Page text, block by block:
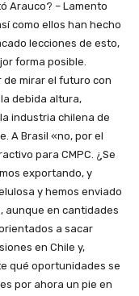
Arauco? – Lamento
como ellos han hecho
lecciones de esto,
forma posible.
mirar el futuro con
debida altura,
industria chilena de
A Brasil «no, por el
para CMPC. ¿Se
exportando, y
y hemos enviado
aunque en cantidades
a sacar
en Chile y,
qué oportunidades se
por ahora un pie en